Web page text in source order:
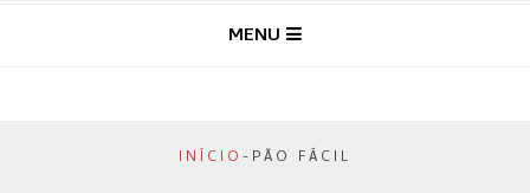
MENU
INÍCIO - PÃO FÁCIL